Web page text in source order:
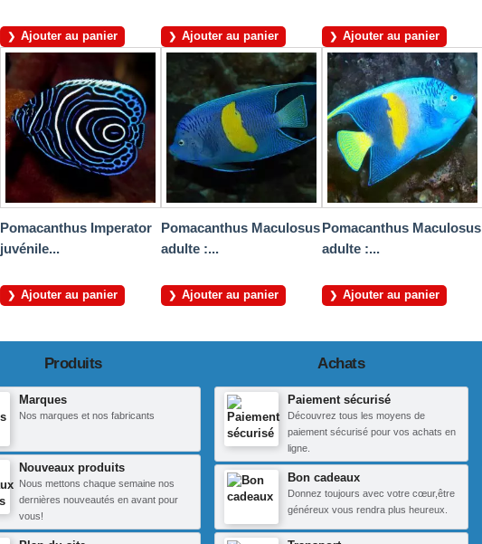
Ajouter au panier Ajouter au panier Ajouter au panier
Pomacanthus Imperator
juvénile...
Ajouter au panier
Pomacanthus Maculosus
adulte :...
Ajouter au panier
Pomacanthus Maculosus
adulte :...
Ajouter au panier
Produits
Marques
Nos marques et nos fabricants
Nouveaux produits
Nous mettons chaque semaine nos
dernières nouveautés en avant pour
vous!
Achats
Paiement sécurisé
Découvrez tous les moyens de
paiement sécurisé pour vos achats en
ligne.
Bon cadeaux
Donnez toujours avec votre cœur,être
généreux vous rendra plus heureux.